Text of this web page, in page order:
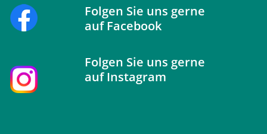
Folgen Sie uns gerne
aufFacebook
Folgen Sie uns gerne
aufInstagram